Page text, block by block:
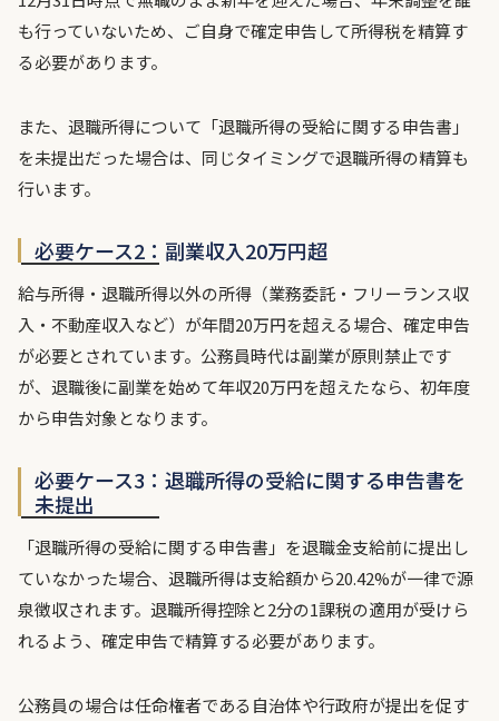
も行っていないため、ご自身で確定申告して所得税を精算す
る必要があります。
また、退職所得について「退職所得の受給に関する申告書」
を未提出だった場合は、同じタイミングで退職所得の精算も
行います。
必要ケース2：副業収入20万円超
給与所得・退職所得以外の所得（業務委託・フリーランス収
入・不動産収入など）が年間20万円を超える場合、確定申告
が必要とされています。公務員時代は副業が原則禁止です
が、退職後に副業を始めて年収20万円を超えたなら、初年度
から申告対象となります。
必要ケース3：退職所得の受給に関する申告書を
未提出
「退職所得の受給に関する申告書」を退職金支給前に提出し
ていなかった場合、退職所得は支給額から20.42%が一律で源
泉徴収されます。退職所得控除と2分の1課税の適用が受けら
れるよう、確定申告で精算する必要があります。
公務員の場合は任命権者である自治体や行政府が提出を促す